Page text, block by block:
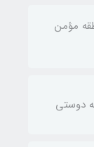
مؤمن
دوستی